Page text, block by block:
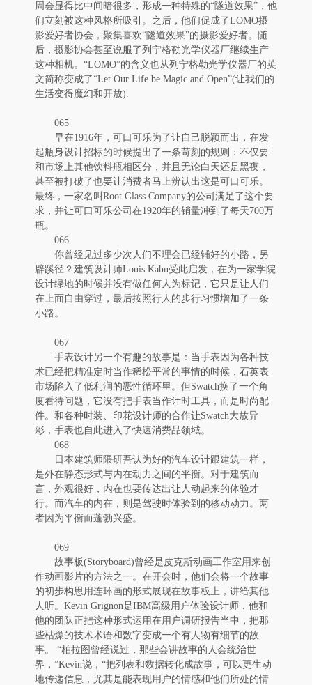
周会显得比中间暗很多，形成一种特殊的“隧道效果”，他
们立刻被这种风格所吸引。之后，他们促成了LOMO摄
影爱好者协会，聚集喜欢“隧道效果”的摄影爱好者。随
后，摄影协会甚至说服了列宁格勒光学仪器厂继续生产
这种相机。“LOMO”的含义也从列宁格勒光学仪器厂的英
文简称变成了“Let Our Life be Magic and Open”(让我们的
生活变得魔幻和开放).
065
早在1916年，可口可乐为了让自己脱颖而出，在发
起瓶身设计招标的时候提出了一条苛刻的规则：不仅要
和市场上其他饮料瓶相区分，并且无论白天还是黑夜，
甚至被打破了也要让消费者马上辨认出这是可口可乐。
最终，一家名叫Root Glass Company的公司满足了这个要
求，并让可口可乐公司在1920年的销量冲到了每天700万
瓶。
066
你曾经见过多少次人们不理会已经铺好的小路，另
辟蹊径？建筑设计师Louis Kahn受此启发，在为一家学院
设计绿地的时候并没有做任何人为标记，它只是让人们
在上面自由穿过，最后按照行人的步行习惯增加了一条
小路。
067
手表设计另一个有趣的故事是：当手表因为各种技
术已经把精准定时当作稀松平常的事情的时候，石英表
市场陷入了低利润的恶性循环里。但Swatch换了一个角
度看待问题，它没有把手表当作计时工具，而是时尚配
件。和各种时装、印花设计师的合作让Swatch大放异
彩，手表也自此进入了快速消费品领域。
068
日本建筑师隈研吾认为好的汽车设计跟建筑一样，
是外在静态形式与内在动力之间的平衡。对于建筑而
言，外观很好，内在也要传达出让人动起来的体验才
行。而汽车的内在，则是驾驶时体验到的移动动力。两
者因为平衡而蓬勃兴盛。
069
故事板(Storyboard)曾经是皮克斯动画工作室用来创
作动画影片的方法之一。在开会时，他们会将一个故事
的初步构思用连环画的形式展现在故事板上，讲给其他
人听。Kevin Grignon是IBM高级用户体验设计师，他和
他的团队正把这种形式运用在用户调研报告当中，把那
些枯燥的技术术语和数字变成一个有人物有细节的故
事。 “柏拉图曾经说过，那些会讲故事的人会统治世
界，”Kevin说，“把列表和数据转化成故事，可以更生动
地传递信息，尤其是能表现用户的情感和他们所处的情